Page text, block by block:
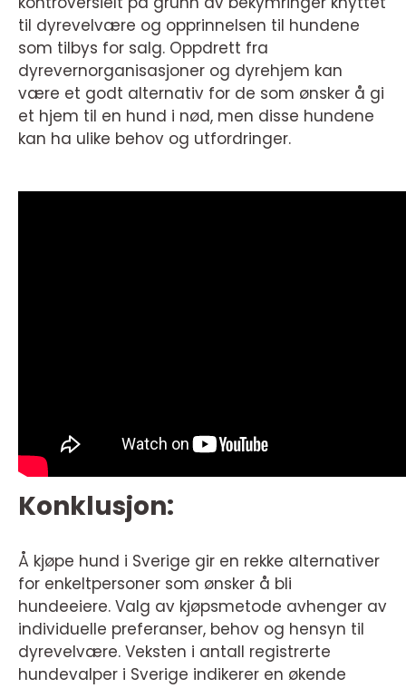
til dyrevelvære og opprinnelsen til hundene
som tilbys for salg. Oppdrett fra
dyrevernorganisasjoner og dyrehjem kan
være et godt alternativ for de som ønsker å gi
et hjem til en hund i nød, men disse hundene
kan ha ulike behov og utfordringer.
Konklusjon:
Å kjøpe hund i Sverige gir en rekke alternativer
for enkeltpersoner som ønsker å bli
hundeeiere. Valg av kjøpsmetode avhenger av
individuelle preferanser, behov og hensyn til
dyrevelvære. Veksten i antall registrerte
hundevalper i Sverige indikerer en økende